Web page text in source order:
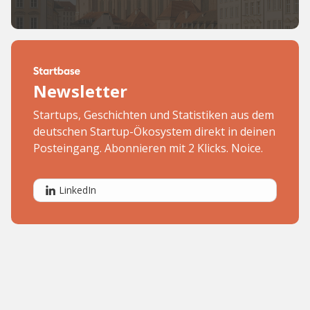
Newsletter
Startups, Geschichten und Statistiken aus dem
deutschen Startup-Ökosystem direkt in deinen
Posteingang. Abonnieren mit 2 Klicks. Noice.
LinkedIn